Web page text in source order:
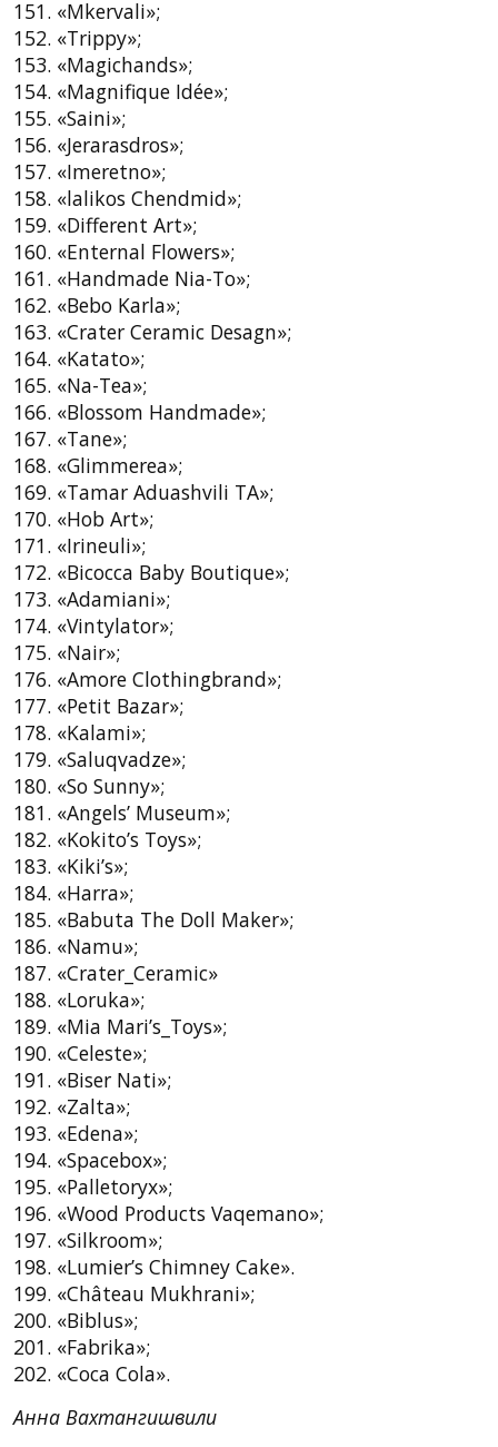
151. «Mkervali»;
152. «Trippy»;
153. «Magichands»;
154. «Magnifique Idée»;
155. «Saini»;
156. «Jerarasdros»;
157. «Imeretno»;
158. «lalikos Chendmid»;
159. «Different Art»;
160. «Enternal Flowers»;
161. «Handmade Nia-To»;
162. «Bebo Karla»;
163. «Crater Ceramic Desagn»;
164. «Katato»;
165. «Na-Tea»;
166. «Blossom Handmade»;
167. «Tane»;
168. «Glimmerea»;
169. «Tamar Aduashvili TA»;
170. «Hob Art»;
171. «Irineuli»;
172. «Bicocca Baby Boutique»;
173. «Adamiani»;
174. «Vintylator»;
175. «Nair»;
176. «Amore Clothingbrand»;
177. «Petit Bazar»;
178. «Kalami»;
179. «Saluqvadze»;
180. «So Sunny»;
181. «Angels’ Museum»;
182. «Kokito’s Toys»;
183. «Kiki’s»;
184. «Harra»;
185. «Babuta The Doll Maker»;
186. «Namu»;
187. «Crater_Ceramic»
188. «Loruka»;
189. «Mia Mari’s_Toys»;
190. «Celeste»;
191. «Biser Nati»;
192. «Zalta»;
193. «Edena»;
194. «Spacebox»;
195. «Palletoryx»;
196. «Wood Products Vaqemano»;
197. «Silkroom»;
198. «Lumier’s Chimney Cake».
199. «Château Mukhrani»;
200. «Biblus»;
201. «Fabrika»;
202. «Coca Cola».
Анна Вахтангишвили